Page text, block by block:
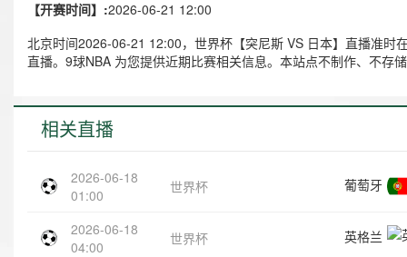
【开赛时间】:2026-06-21 12:00
北京时间2026-06-21 12:00，世界杯【突尼斯 VS 日本】直播准时
直播。9球NBA 为您提供近期比赛相关信息。本站点不制作、不存
相关直播
2026-06-18
01:00
世界杯 葡萄牙
2026-06-18
04:00
世界杯 英格兰